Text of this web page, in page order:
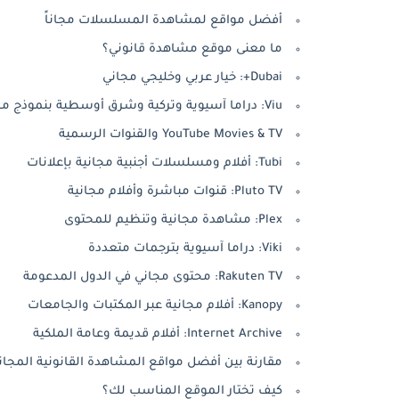
أفضل مواقع لمشاهدة المسلسلات مجاناً
ما معنى موقع مشاهدة قانوني؟
Dubai+: خيار عربي وخليجي مجاني
Viu: دراما آسيوية وتركية وشرق أوسطية بنموذج مجاني
YouTube Movies & TV والقنوات الرسمية
Tubi: أفلام ومسلسلات أجنبية مجانية بإعلانات
Pluto TV: قنوات مباشرة وأفلام مجانية
Plex: مشاهدة مجانية وتنظيم للمحتوى
Viki: دراما آسيوية بترجمات متعددة
Rakuten TV: محتوى مجاني في الدول المدعومة
Kanopy: أفلام مجانية عبر المكتبات والجامعات
Internet Archive: أفلام قديمة وعامة الملكية
مقارنة بين أفضل مواقع المشاهدة القانونية
كيف تختار الموقع المناسب لك؟